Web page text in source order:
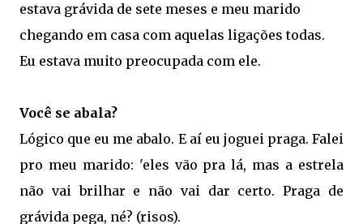
estava grávida de sete meses e meu marido
chegando em casa com aquelas ligações todas.
Eu estava muito preocupada com ele.
Você se abala?
Lógico que eu me abalo. E aí eu joguei praga. Falei
pro meu marido: 'eles vão pra lá, mas a estrela
não vai brilhar e não vai dar certo. Praga de
grávida pega, né? (risos).